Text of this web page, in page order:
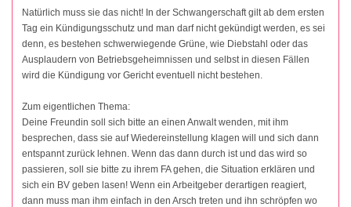
Natürlich muss sie das nicht! In der Schwangerschaft gilt ab dem ersten
Tag ein Kündigungsschutz und man darf nicht gekündigt werden, es sei
denn, es bestehen schwerwiegende Grüne, wie Diebstahl oder das
Ausplaudern von Betriebsgeheimnissen und selbst in diesen Fällen
wird die Kündigung vor Gericht eventuell nicht bestehen.
Zum eigentlichen Thema:
Deine Freundin soll sich bitte an einen Anwalt wenden, mit ihm
besprechen, dass sie auf Wiedereinstellung klagen will und sich dann
entspannt zurück lehnen. Wenn das dann durch ist und das wird so
passieren, soll sie bitte zu ihrem FA gehen, die Situation erklären und
sich ein BV geben lasen! Wenn ein Arbeitgeber derartigen reagiert,
dann muss man ihm einfach in den Arsch treten und ihn schröpfen wo